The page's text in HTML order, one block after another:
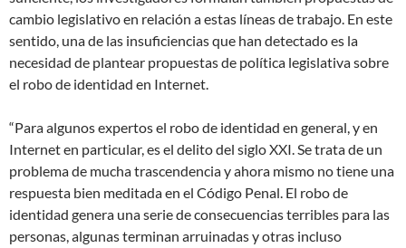
cambio legislativo en relación a estas líneas de trabajo. En este
sentido, una de las insuficiencias que han detectado es la
necesidad de plantear propuestas de política legislativa sobre
el robo de identidad en Internet.
“Para algunos expertos el robo de identidad en general, y en
Internet en particular, es el delito del siglo XXI. Se trata de un
problema de mucha trascendencia y ahora mismo no tiene una
respuesta bien meditada en el Código Penal. El robo de
identidad genera una serie de consecuencias terribles para las
personas, algunas terminan arruinadas y otras incluso